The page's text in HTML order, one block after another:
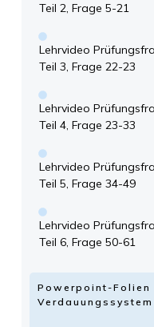
Teil 2, Frage 5-21
Lehrvideo
Teil 3, Frage 22-23
Lehrvideo
Teil 4, Frage 23-33
Lehrvideo
Teil 5, Frage 34-49
Lehrvideo
Teil 6, Frage 50-61
Powerpoint-Folien